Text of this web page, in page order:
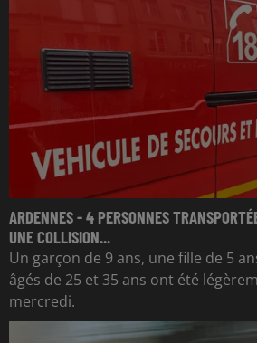
ARDENNES - 4 PERSONNES
UNE COLLISION...
Un garçon de 9 ans, une fille de 5
âgés de 25 et 35 ans ont été
mercredi.